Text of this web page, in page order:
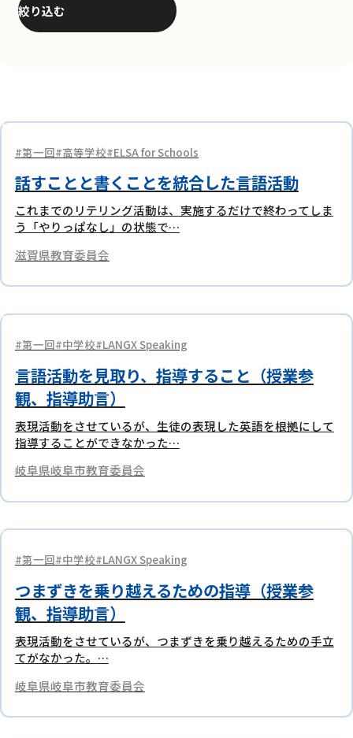
絞り込む
第一回 高等学校 ELSA for Schools
話すことと書くことを統合した言語活動
これまでのリテリング活動は、実施するだけで終わってしま
う「やりっぱなし」の状態で…
滋賀県教育委員会
第一回 中学校 LANGX Speaking
言語活動を見取り、指導すること（授業参
観、指導助言）
表現活動をさせているが、生徒の表現した英語を根拠にして
指導することができなかった…
岐阜県岐阜市教育委員会
第一回 中学校 LANGX Speaking
つまずきを乗り越えるための指導（授業参
観、指導助言）
表現活動をさせているが、つまずきを乗り越えるための手立
てがなかった。…
岐阜県岐阜市教育委員会